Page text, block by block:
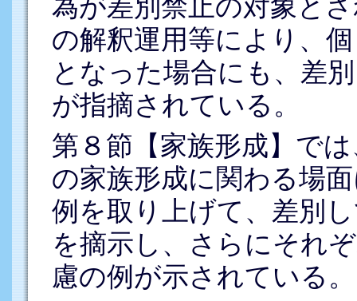
為が差別禁止の対象と
の解釈運用等により、
となった場合にも、差
が指摘されている。
第８節【家族形成】で
の家族形成に関わる場
例を取り上げて、差別
を摘示し、さらにそれ
慮の例が示されている。